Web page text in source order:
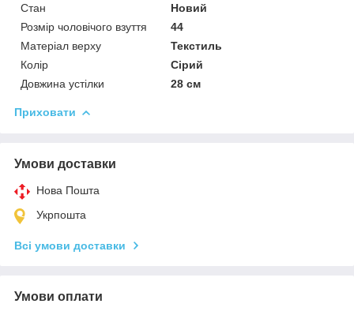
Стан
Новий
Розмір чоловічого взуття
44
Матеріал верху
Текстиль
Колір
Сірий
Довжина устілки
28 см
Приховати
Умови доставки
Нова Пошта
Укрпошта
Всі умови доставки
Умови оплати